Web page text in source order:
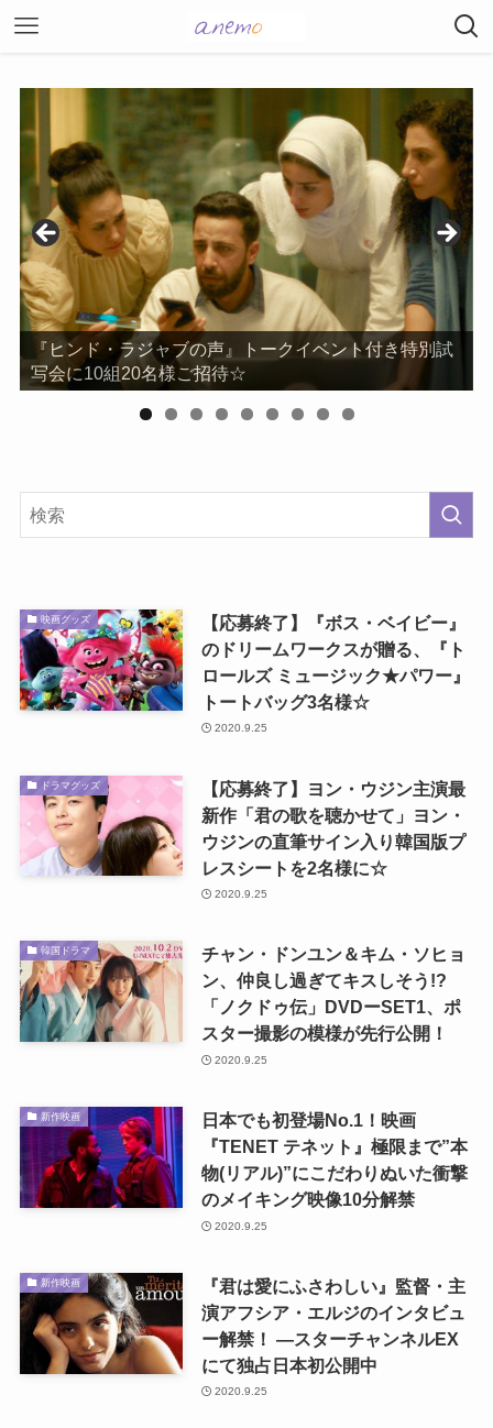
『ヒンド・ラジャブの声』トークイベント付き特別試
写会に10組20名様ご招待☆
映画グッズ
【応募終了】『ボス・ベイビー』
のドリームワークスが贈る、『ト
ロールズ ミュージック★パワー』
トートバッグ3名様☆
2020.9.25
ドラマグッズ
【応募終了】ヨン・ウジン主演最
新作「君の歌を聴かせて」ヨン・
ウジンの直筆サイン入り韓国版プ
レスシートを2名様に☆
2020.9.25
韓国ドラマ
チャン・ドンユン＆キム・ソヒョ
ン、仲良し過ぎてキスしそう!?
「ノクドゥ伝」DVDーSET1、ポ
スター撮影の模様が先行公開！
2020.9.25
新作映画
日本でも初登場No.1！映画
『TENET テネット』極限まで”本
物(リアル)”にこだわりぬいた衝撃
のメイキング映像10分解禁
2020.9.25
新作映画
『君は愛にふさわしい』監督・主
演アフシア・エルジのインタビュ
ー解禁！ ―スターチャンネルEX
にて独占日本初公開中
2020.9.25